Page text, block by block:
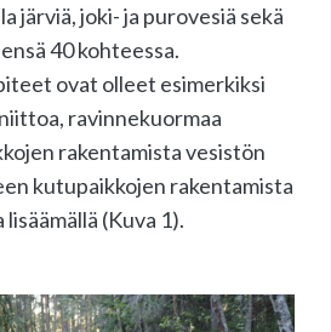
järviä, joki- ja purovesiä sekä
40 kohteessa.
ovat olleet esimerkiksi
ravinnekuormaa
rakentamista vesistön
kutupaikkojen rakentamista
(Kuva 1).